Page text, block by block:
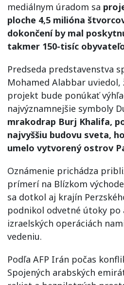
mediálnym úradom sa
ploche 4,5 milióna
dokončení by mal
takmer 150-tisíc
Predseda predstavenstva
Mohamed Alabbar
projekt bude ponúkať
najvýznamnejšie symboly
mrakodrap Burj Khalifa,
najvyššiu budovu sveta,
umelo vytvorený ostrov
Oznámenie prichádza
prímerí na Blízkom
sa dotkol aj krajín
podnikol odvetné útoky po
izraelských operáciách
vedeniu.
Podľa AFP Irán počas
Spojených arabských